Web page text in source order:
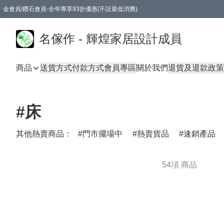
金會員/鑽石會員-全年專享93折優惠(不設最低消費)
名傢作 - 輝煌家居設計成員
商品 送貨方式付款方式會員專區關於我們退貨及退款政策
#床
其他熱賣商品： 門市擺場中 熱賣貨品 速銷產品
54項 商品